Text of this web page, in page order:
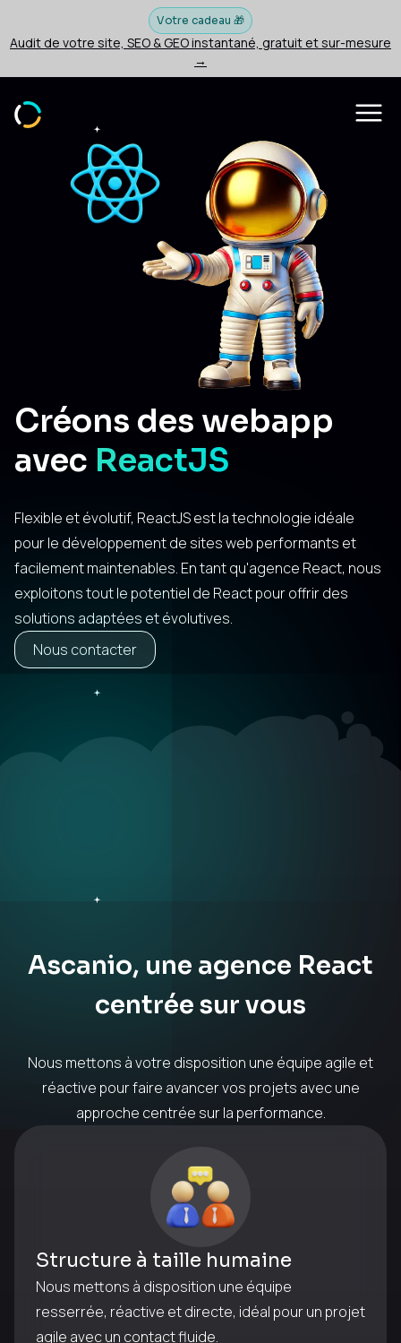
Votre cadeau 🎁
Audit de votre site, SEO & GEO instantané, gratuit et sur-mesure
→
Créons des webapp
avec ReactJS
Flexible et évolutif, ReactJS est la technologie idéale
pour le développement de sites web performants et
facilement maintenables. En tant qu'agence React, nous
exploitons tout le potentiel de React pour offrir des
solutions adaptées et évolutives.
Nous contacter
Ascanio, une agence React
centrée sur vous
Nous mettons à votre disposition une équipe agile et
réactive pour faire avancer vos projets avec une
approche centrée sur la performance.
Structure à taille humaine
Nous mettons à disposition une équipe
resserrée, réactive et directe, idéal pour un projet
agile avec un contact fluide.